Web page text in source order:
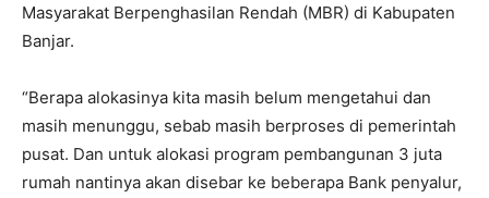
Masyarakat Berpenghasilan Rendah (MBR) di Kabupaten
Banjar.
“Berapa alokasinya kita masih belum mengetahui dan
masih menunggu, sebab masih berproses di pemerintah
pusat. Dan untuk alokasi program pembangunan 3 juta
rumah nantinya akan disebar ke beberapa Bank penyalur,